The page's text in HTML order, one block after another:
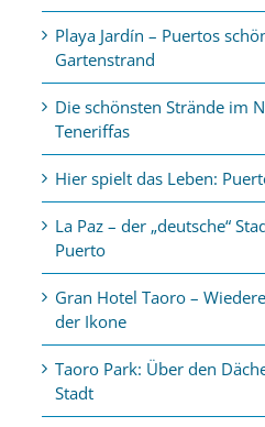
Playa Jardín – Puertos
Gartenstrand
Die schönsten Strände im
Teneriffas
Hier spielt das Leben:
La Paz – der „deutsche“
Puerto
Gran Hotel Taoro –
der Ikone
Taoro Park: Über den
Stadt